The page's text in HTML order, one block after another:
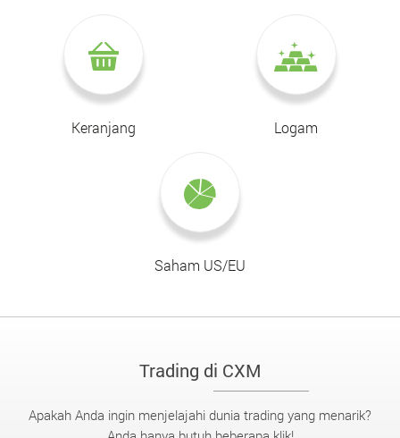
Keranjang Logam
Saham US/EU
Trading di CXM
Apakah Anda ingin menjelajahi dunia trading yang menarik?